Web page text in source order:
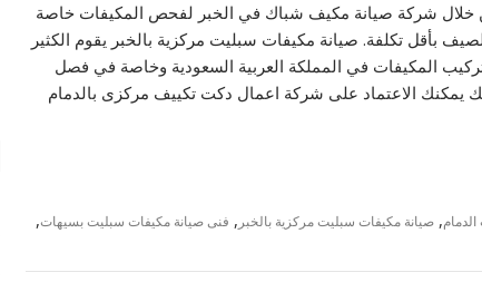
خلال شركة صيانة مكيف شباك في الخبر لفحص المكيفات خاصة
بأقل تكلفة. صيانة مكيفات سبليت مركزية بالخبر يقوم الكثير
المكيفات في المملكة العربية السعودية وخاصة في فصل
يمكنك الاعتماد على شركة اعمال دكت تكييف مركزى بالدمام
, صيانة مكيفات سبليت مركزية بالخبر , فنى صيانة مكيفات سبليت بسيهات,